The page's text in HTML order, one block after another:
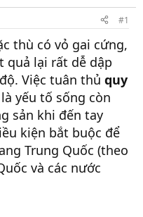
#1
thù có vỏ gai cứng,
lại rất dễ dập
Việc tuân thủ quy
là yếu tố sống còn
sản khi đến tay
kiện bắt buộc để
Trung Quốc (theo
và các nước